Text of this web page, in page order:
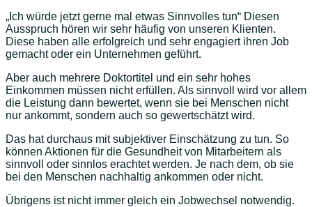
„Ich würde jetzt gerne mal etwas Sinnvolles tun“ Diesen
Ausspruch hören wir sehr häufig von unseren Klienten.
Diese haben alle erfolgreich und sehr engagiert ihren Job
gemacht oder ein Unternehmen geführt.
Aber auch mehrere Doktortitel und ein sehr hohes
Einkommen müssen nicht erfüllen. Als sinnvoll wird vor allem
die Leistung dann bewertet, wenn sie bei Menschen nicht
nur ankommt, sondern auch so gewertschätzt wird.
Das hat durchaus mit subjektiver Einschätzung zu tun. So
können Aktionen für die Gesundheit von Mitarbeitern als
sinnvoll oder sinnlos erachtet werden. Je nach dem, ob sie
bei den Menschen nachhaltig ankommen oder nicht.
Übrigens ist nicht immer gleich ein Jobwechsel notwendig.